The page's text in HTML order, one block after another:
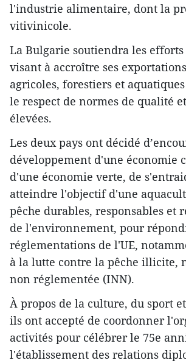
l'industrie alimentaire, dont la
vitivinicole.
La Bulgarie soutiendra les
visant à accroître ses
agricoles, forestiers et
le respect de normes de qualité
élevées.
Les deux pays ont décidé
développement d'une économie
d'une économie verte, de
atteindre l'objectif d'une
pêche durables, responsables et
de l'environnement, pour
réglementations de l'UE,
à la lutte contre la pêche illicite,
non réglementée (INN).
À propos de la culture, du sport
ils ont accepté de coordonner
activités pour célébrer le 75e
l'établissement des relations